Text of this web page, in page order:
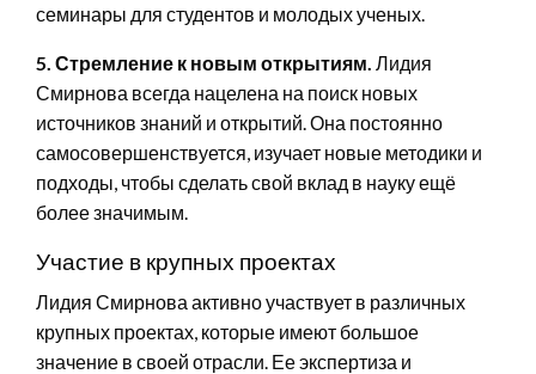
семинары для студентов и молодых ученых.
5. Стремление к новым открытиям. Лидия
Смирнова всегда нацелена на поиск новых
источников знаний и открытий. Она постоянно
самосовершенствуется, изучает новые методики и
подходы, чтобы сделать свой вклад в науку ещё
более значимым.
Участие в крупных проектах
Лидия Смирнова активно участвует в различных
крупных проектах, которые имеют большое
значение в своей отрасли. Ее экспертиза и